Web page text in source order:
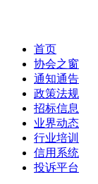
首页
协会之窗
通知通告
政策法规
招标信息
业界动态
行业培训
信用系统
投诉平台